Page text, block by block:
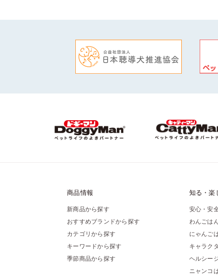
商品情報
新商品から探す
おすすめブランドから探す
カテゴリから探す
キーワードから探す
季節商品から探す
知る・楽
安心・安
わんごは
にゃんご
キャラク
ヘルシー
ニャンコ